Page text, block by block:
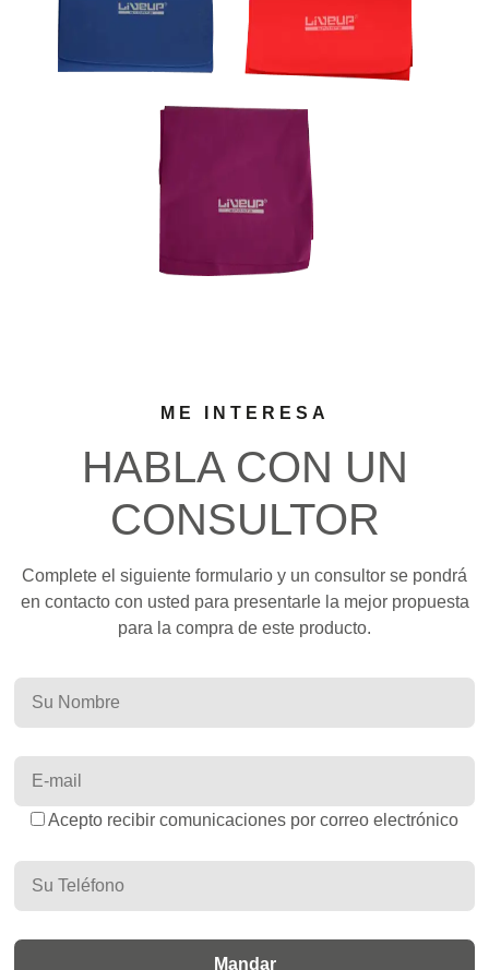
ME INTERESA
HABLA CON UN
CONSULTOR
Complete el siguiente formulario y un consultor se pondrá
en contacto con usted para presentarle la mejor propuesta
para la compra de este producto.
Acepto recibir comunicaciones por correo electrónico